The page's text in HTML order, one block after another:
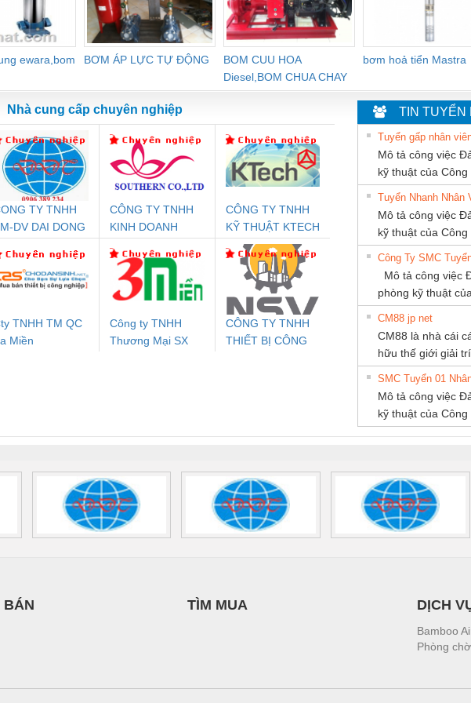
ewara,bom
BƠM ÁP LỰC TỰ ĐỘNG
BOM CUU HOA
Diesel,BOM CHUA CHAY
bơm hoả tiển Mastra
An Toàn
Contact
1NO-
Rơ Le An Toàn
Phoenix Contact
PSR-SCP-
24UC/ESL4/3X1/1X2/B
- 2981059
Điện AC
Mô-đun Ắc Quy UPS
Bộ Lặp Tín Hiệu
PROFIBUS Phoenix
Contact PSI-REP-
PROFIBUS/12MB -
2708863
Rơ Le An Toàn
Phoenix Contact
2986960 – PSR-
SCP-
24DC/FSP/2X1/1X2
Rơ Le An Toàn
Bộ giám sát chuỗi
tấm pin
TRANSCLINIC 16I+
1K5 H (2502520000)
Bộ
1K5 L
Bộ
điện
Nhà cung cấp chuyên nghiệp
TY TNHH
DV DAI DONG
CÔNG TY TNHH
KINH DOANH
PHƯƠNG NAM
CÔNG TY TNHH
KỸ THUẬT KTECH
VIỆT NAM
TNHH TM QC
Miền
Công ty TNHH
Thương Mại SX
CÔNG TY TNHH
THIẾT BỊ CÔNG
CÔNG TY CP TỰ
ĐỘNG TIẾN
HƯNG
CÔNG TY TNHH
THƯƠNG MẠI
THIÊN ÂN VIỆT
NAM
TIN TUYỂN
Mô tả công việc
kỹ thuật của Công
Tuyển Nhanh Nhân
Mô tả công việc
kỹ thuật của Công
Mô tả công việc
phòng kỹ thuật
CM88 jp net
CM88 là nhà cái
hữu thế giới giải trí
SMC Tuyển 01
Mô tả công việc
kỹ thuật của Công
BÁN TÌM MUA DỊCH
Bamboo
Phòng